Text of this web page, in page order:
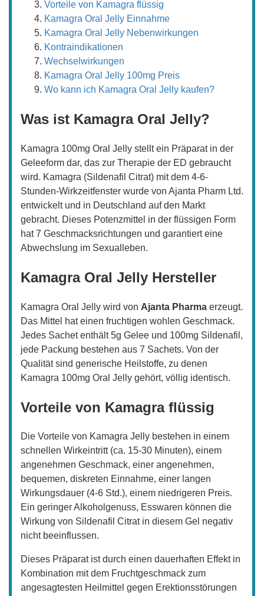
Vorteile von Kamagra flüssig
Kamagra Oral Jelly Einnahme
Kamagra Oral Jelly Nebenwirkungen
Kontraindikationen
Wechselwirkungen
Kamagra Oral Jelly 100mg Preis
Wo kann ich Kamagra Oral Jelly kaufen?
Was ist Kamagra Oral Jelly?
Kamagra 100mg Oral Jelly stellt ein Präparat in der
Geleeform dar, das zur Therapie der ED gebraucht
wird. Kamagra (Sildenafil Citrat) mit dem 4-6-
Stunden-Wirkzeitfenster wurde von Ajanta Pharm Ltd.
entwickelt und in Deutschland auf den Markt
gebracht. Dieses Potenzmittel in der flüssigen Form
hat 7 Geschmacksrichtungen und garantiert eine
Abwechslung im Sexualleben.
Kamagra Oral Jelly Hersteller
Kamagra Oral Jelly wird von Ajanta Pharma erzeugt.
Das Mittel hat einen fruchtigen wohlen Geschmack.
Jedes Sachet enthält 5g Gelee und 100mg Sildenafil,
jede Packung bestehen aus 7 Sachets. Von der
Qualität sind generische Heilstoffe, zu denen
Kamagra 100mg Oral Jelly gehört, völlig identisch.
Vorteile von Kamagra flüssig
Die Vorteile von Kamagra Jelly bestehen in einem
schnellen Wirkeintritt (ca. 15-30 Minuten), einem
angenehmen Geschmack, einer angenehmen,
bequemen, diskreten Einnahme, einer langen
Wirkungsdauer (4-6 Std.), einem niedrigeren Preis.
Ein geringer Alkoholgenuss, Esswaren können die
Wirkung von Sildenafil Citrat in diesem Gel negativ
nicht beeinflussen.
Dieses Präparat ist durch einen dauerhaften Effekt in
Kombination mit dem Fruchtgeschmack zum
angesagtesten Heilmittel gegen Erektionsstörungen